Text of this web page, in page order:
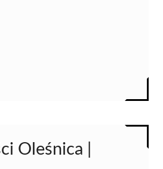
Oleśnica |